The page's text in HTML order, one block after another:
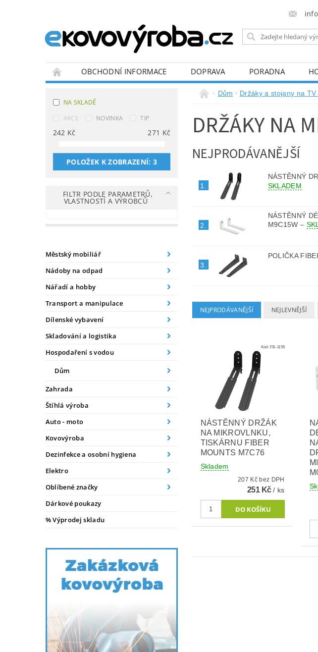
OBCHODNÍ INFORMACE DOPRAVA PORADNA
NA SKLADĚ
AKCE
NOVINKA TIP
242 Kč 271 Kč
POLOŽEK K ZOBRAZENÍ: 3
FILTR PODLE PARAMETRŮ,
VLASTNOSTÍ A VÝROBCŮ
Městský mobiliář
Nádoby na odpad
Nářadí a hobby
Transport a manipulace
Dílenské vybavení
Skladování a logistika
Hospodaření s vodou
Dům
Zahrada
Štíhlá výroba
Auto - moto
Kovovýroba
Dezinfekce a osobní hygiena
Elektro
Oblíbené značky
Dárkové poukazy
% Výprodej skladu
Dům Držáky a stojany na
DRŽÁKY NA
NEJPRODÁVANĚJŠÍ
1.
NÁSTĚNNÝ
SKLADEM
2.
NÁSTĚNNÝ
M9C15W –
3.
POLIČKA
NEJPRODÁVANĚJŠÍ NEJLEVNĚJŠÍ
Kód:FB-1155
NÁSTĚNNÝ DRŽÁK
NA MIKROVLNKU,
TISKÁRNU FIBER
MOUNTS M7C76
Skladem
207 Kč bez DPH
251 Kč/ ks